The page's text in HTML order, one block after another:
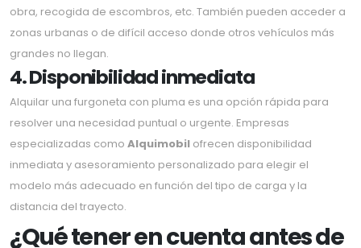
obra, recogida de escombros, etc. También pueden acceder a
zonas urbanas o de difícil acceso donde otros vehículos más
grandes no llegan.
4. Disponibilidad inmediata
Alquilar una furgoneta con pluma es una opción rápida para
resolver una necesidad puntual o urgente. Empresas
especializadas como Alquimobil ofrecen disponibilidad
inmediata y asesoramiento personalizado para elegir el
modelo más adecuado en función del tipo de carga y la
distancia del trayecto.
¿Qué tener en cuenta antes de